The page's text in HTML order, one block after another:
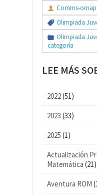
Comms-
Olimpiada
Olimpiada
categoría
LEE MÁS
2022(51)
2023 (33)
2025 (1)
Actualización
Matemática (21)
Aventura ROM